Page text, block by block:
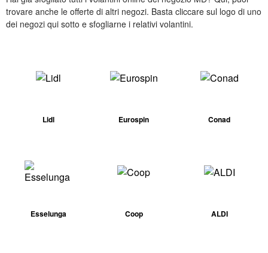
trovare anche le offerte di altri negozi. Basta cliccare sul logo di uno
dei negozi qui sotto e sfogliarne i relativi volantini.
Lidl Eurospin Conad
Esselunga Coop ALDI